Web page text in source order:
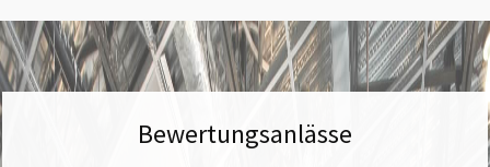
Bewertungsanlässe